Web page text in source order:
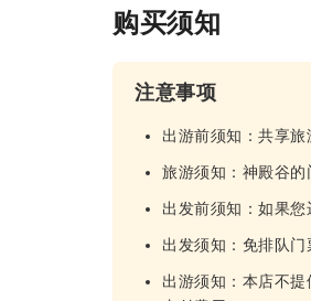
购买须知
注意事项
出游前须知：共享旅
旅游须知：神殿谷的
出发前须知：如果您
出发须知：免排队门
出游须知：本店不